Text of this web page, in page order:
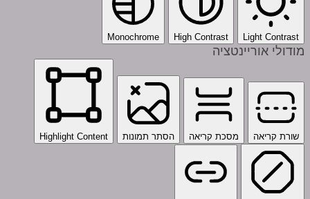
Light Contrast
High Contrast
Monochrome
מודולי אוריינטציה
שורת קריאה מסכת קריאה הסתר תמונות Highlight Content